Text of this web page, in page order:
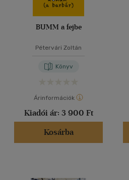
BUMM a fejbe
Pétervári Zoltán
Könyv
Árinformációk
Kiadói ár: 3 900 Ft
Kosárba